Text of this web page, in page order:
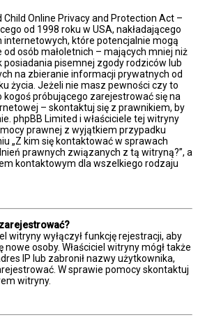
Child Online Privacy and Protection Act –
od 1998 roku w USA, nakładającego
internetowych, które potencjalnie mogą
osób małoletnich – mających mniej niż
posiadania pisemnej zgody rodziców lub
na zbieranie informacji prywatnych od
życia. Jeżeli nie masz pewności czy to
kogoś próbującego zarejestrować się na
– skontaktuj się z prawnikiem, by
phpBB Limited i właściciele tej witryny
prawnej z wyjątkiem przypadku
„Z kim się kontaktować w sprawach
prawnych związanych z tą witryną?”, a
kontaktowym dla wszelkiego rodzaju
witryny wyłączył funkcję rejestracji, aby
nowe osoby. Właściciel witryny mógł także
IP lub zabronił nazwy użytkownika,
W sprawie pomocy skontaktuj
witryny.